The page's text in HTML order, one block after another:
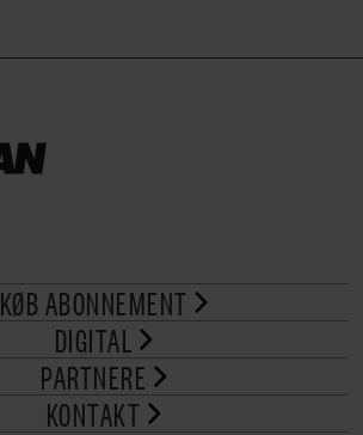
KØB ABONNEMENT
DIGITAL
PARTNERE
KONTAKT